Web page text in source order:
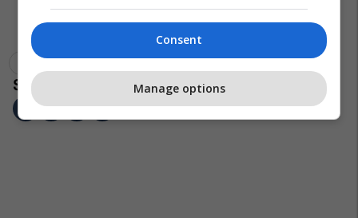
Azerbajxhani Arrestim Baku
Consent
Manage options